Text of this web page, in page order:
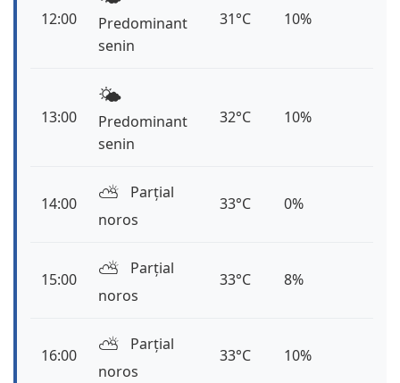
12:00
Predominant
senin
31°C 10%
13:00
🌤️
Predominant
senin
32°C 10%
14:00 ⛅️
Parțial
noros
33°C 0%
15:00 ⛅️
Parțial
noros
33°C 8%
16:00 ⛅️
Parțial
noros
33°C 10%